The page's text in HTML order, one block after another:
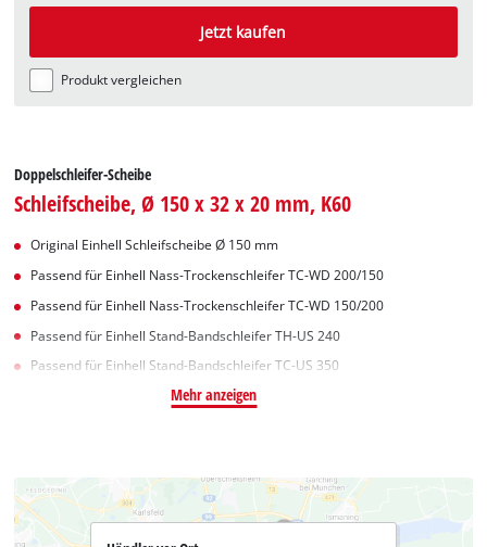
Jetzt kaufen
Produkt vergleichen
Doppelschleifer-Scheibe
Schleifscheibe, Ø 150 x 32 x 20 mm, K60
Original Einhell Schleifscheibe Ø 150 mm
Passend für Einhell Nass-Trockenschleifer TC-WD 200/150
Passend für Einhell Nass-Trockenschleifer TC-WD 150/200
Passend für Einhell Stand-Bandschleifer TH-US 240
Passend für Einhell Stand-Bandschleifer TC-US 350
Mehr anzeigen